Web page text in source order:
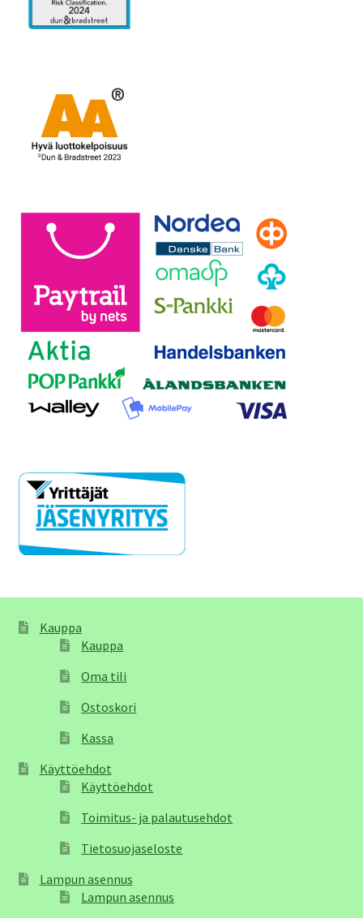
Kauppa
Kauppa
Oma tili
Ostoskori
Kassa
Käyttöehdot
Käyttöehdot
Toimitus- ja palautusehdot
Tietosuojaseloste
Lampun asennus
Lampun asennus